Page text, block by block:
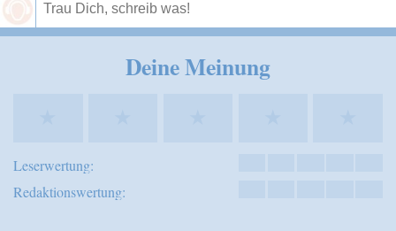
Deine Meinung
Leserwertung:
Redaktionswertung: